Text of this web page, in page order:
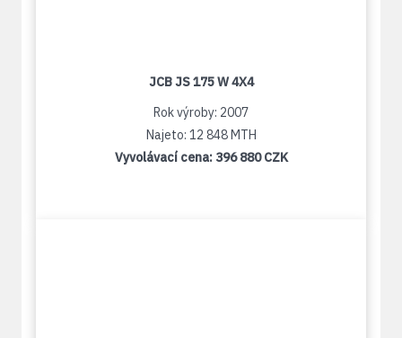
JCB JS 175 W 4X4
Rok výroby: 2007
Najeto: 12 848 MTH
Vyvolávací cena: 396 880 CZK